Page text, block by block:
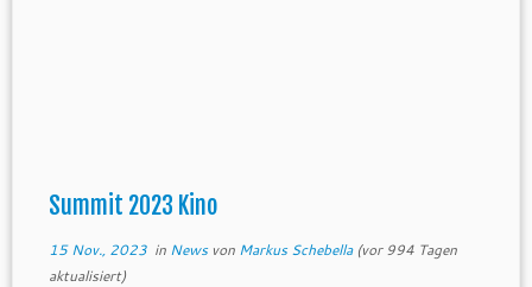
Summit 2023 Kino
15 Nov., 2023in News von Markus Schebella(vor 994 Tagen
aktualisiert)